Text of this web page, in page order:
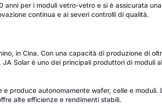
per i moduli vetro-vetro e si è assicurata una
continua e ai severi controlli di qualità.
in Cina. Con una capacità di produzione di
Solar è uno dei principali produttori di moduli al
produce autonomamente wafer, celle e moduli.
alte efficienze e rendimenti stabili.